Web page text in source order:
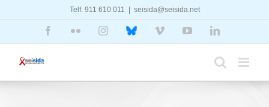
Telf. 911 610 011 seisida@seisida.net
FacebookFlickr InstagramBluesky Vimeo YouTubeLinkedIn